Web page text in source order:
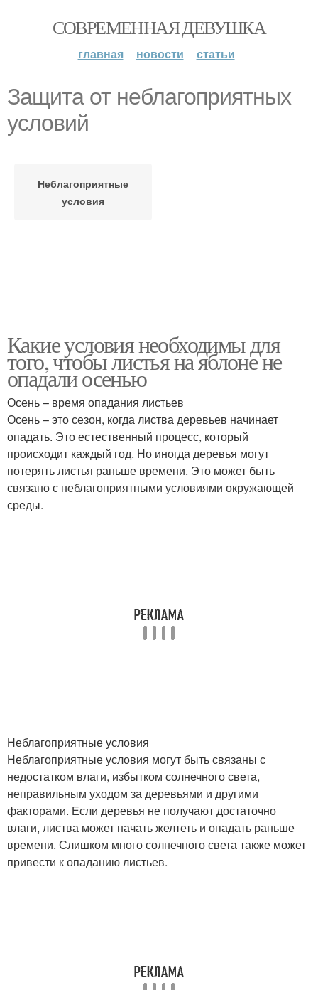
СОВРЕМЕННАЯ ДЕВУШКА
главная новости статьи
Защита от неблагоприятных
условий
Неблагоприятные
условия
Какие условия необходимы для
того, чтобы листья на яблоне не
опадали осенью
Осень – время опадания листьев
Осень – это сезон, когда листва деревьев начинает
опадать. Это естественный процесс, который
происходит каждый год. Но иногда деревья могут
потерять листья раньше времени. Это может быть
связано с неблагоприятными условиями окружающей
среды.
Неблагоприятные условия
Неблагоприятные условия могут быть связаны с
недостатком влаги, избытком солнечного света,
неправильным уходом за деревьями и другими
факторами. Если деревья не получают достаточно
влаги, листва может начать желтеть и опадать раньше
времени. Слишком много солнечного света также может
привести к опаданию листьев.